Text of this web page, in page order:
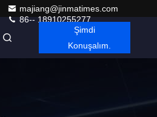
majiang@jinmatimes.com
86-- 18910255277
Şimdi
Konuşalım.